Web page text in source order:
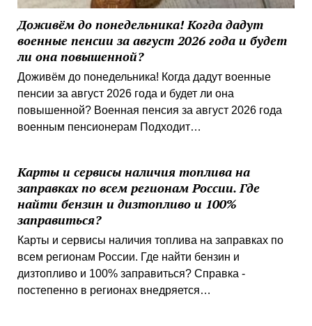
Доживём до понедельника! Когда дадут
военные пенсии за август 2026 года и будет
ли она повышенной?
Доживём до понедельника! Когда дадут военные
пенсии за август 2026 года и будет ли она
повышенной? Военная пенсия за август 2026 года
военным пенсионерам Подходит…
Карты и сервисы наличия топлива на
заправках по всем регионам России. Где
найти бензин и дизтопливо и 100%
заправиться?
Карты и сервисы наличия топлива на заправках по
всем регионам России. Где найти бензин и
дизтопливо и 100% заправиться? Справка -
постепенно в регионах внедряется…